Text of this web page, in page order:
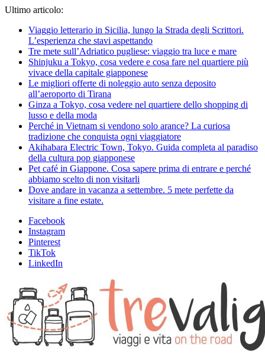
Ultimo articolo:
Viaggio letterario in Sicilia, lungo la Strada degli Scrittori.
L’esperienza che stavi aspettando
Tre mete sull’Adriatico pugliese: viaggio tra luce e mare
Shinjuku a Tokyo, cosa vedere e cosa fare nel quartiere più
vivace della capitale giapponese
Le migliori offerte di noleggio auto senza deposito
all’aeroporto di Tirana
Ginza a Tokyo, cosa vedere nel quartiere dello shopping di
lusso e della moda
Perché in Vietnam si vendono solo arance? La curiosa
tradizione che conquista ogni viaggiatore
Akihabara Electric Town, Tokyo. Guida completa al paradiso
della cultura pop giapponese
Pet café in Giappone. Cosa sapere prima di entrare e perché
abbiamo scelto di non visitarli
Dove andare in vacanza a settembre. 5 mete perfette da
visitare a fine estate.
Facebook
Instagram
Pinterest
TikTok
LinkedIn